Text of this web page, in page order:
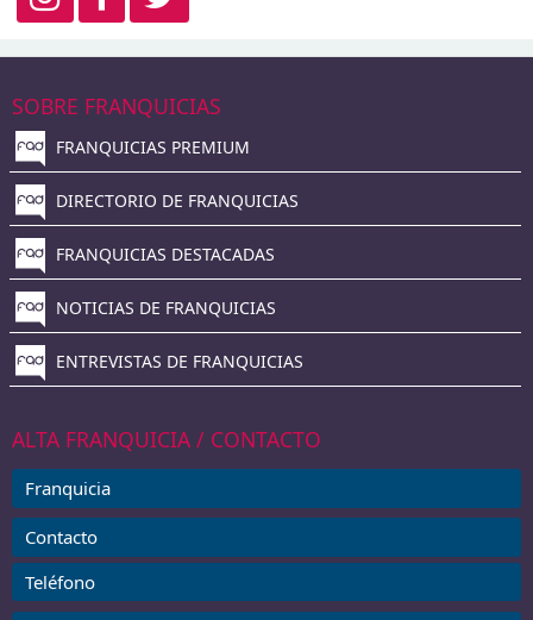
SOBRE FRANQUICIAS
FRANQUICIAS PREMIUM
DIRECTORIO DE FRANQUICIAS
FRANQUICIAS DESTACADAS
NOTICIAS DE FRANQUICIAS
ENTREVISTAS DE FRANQUICIAS
ALTA FRANQUICIA / CONTACTO